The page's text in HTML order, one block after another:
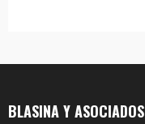
BLASINA Y ASOCIADOS